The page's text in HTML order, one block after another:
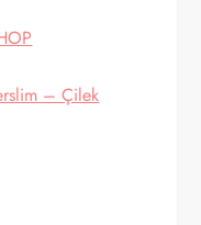
– Çilek